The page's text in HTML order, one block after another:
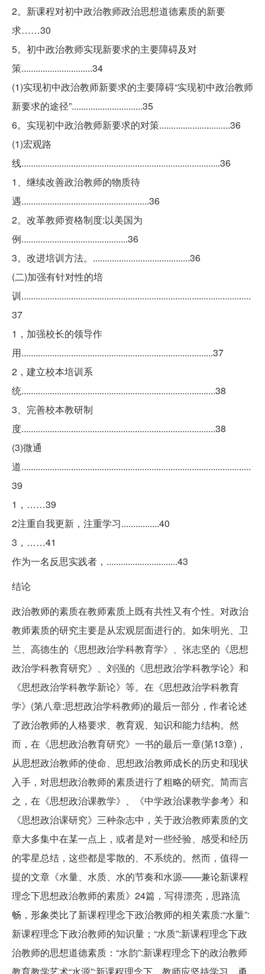
2。新课程对初中政治教师政治思想道德素质的新要
求……30
5。初中政治教师实现新要求的主要障碍及对
策..............................34
(1)实现初中政治教师新要求的主要障碍“实现初中政治教师
新要求的途径”..............................35
6。实现初中政治教师新要求的对策..............................36
(1)宏观路
线....................................................................................36
1、继续改善政治教师的物质待
遇......................................................36
2。改革教师资格制度:以美国为
例.............................................36
3。改进培训方法。.........................................36
(二)加强有针对性的培
训.................................................................................................
37
1，加强校长的领导作
用.................................................................................37
2，建立校本培训系
统..................................................................................38
3、完善校本教研制
度..................................................................................38
(3)微通
道.................................................................................................
39
1，……39
2注重自我更新，注重学习................40
3，……41
作为一名反思实践者，..............................43
结论
政治教师的素质在教师素质上既有共性又有个性。对政治
教师素质的研究主要是从宏观层面进行的。如朱明光、卫
兰、高德生的《思想政治学科教育学》、张志坚的《思想
政治学科教育研究》、刘强的《思想政治学科教学论》和
《思想政治学科教学新论》等。在《思想政治学科教育
学》(第八章:思想政治学科教师)的最后一部分，作者论述
了政治教师的人格要求、教育观、知识和能力结构。然
而，在《思想政治教育研究》一书的最后一章(第13章)，
从思想政治教师的使命、思想政治教师成长的历史和现状
入手，对思想政治教师的素质进行了粗略的研究。简而言
之，在《思想政治课教学》、《中学政治课教学参考》和
《思想政治课研究》三种杂志中，关于政治教师素质的文
章大多集中在某一点上，或者是对一些经验、感受和经历
的零星总结，这些都是零散的、不系统的。然而，值得一
提的文章《水量、水质、水的节奏和水源——兼论新课程
理念下思想政治教师的素质》24篇，写得漂亮，思路流
畅，形象类比了新课程理念下政治教师的相关素质:“水量”:
新课程理念下政治教师的知识量；“水质”:新课程理念下政
治教师的思想道德素质：“水韵”:新课程理念下的政治教师